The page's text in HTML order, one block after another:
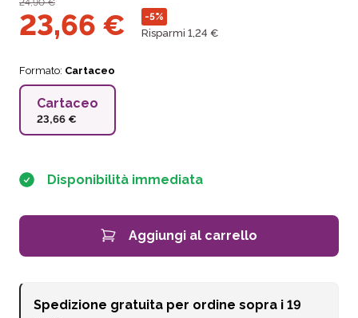
23,66 € -5%
Risparmi 1,24 €
Formato: Cartaceo
Cartaceo
23,66 €
Disponibilità immediata
Aggiungi al carrello
Spedizione gratuita per ordine sopra i 19